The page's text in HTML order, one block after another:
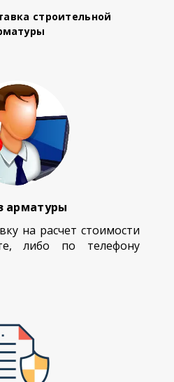
строительной
арматуры
на расчет стоимости
либо по телефону